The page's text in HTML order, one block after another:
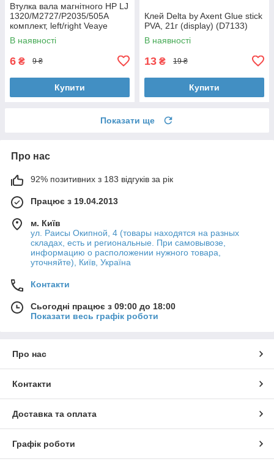
Втулка вала магнітного HP LJ
1320/M2727/P2035/505A
комплект, left/right Veaye
(BSHMR-505U-VE)
В наявності
6 ₴ 9 ₴
Купити
Клей Delta by Axent Glue stick
PVA, 21г (display) (D7133)
В наявності
13 ₴ 19 ₴
Купити
Показати ще
Про нас
92% позитивних з 183 відгуків за рік
Працює з 19.04.2013
м. Київ
ул. Раисы Окипной, 4 (товары находятся на разных
складах, есть и региональные. При самовывозе,
информацию о расположении нужного товара,
уточняйте), Київ, Україна
Контакти
Сьогодні працює з 09:00 до 18:00
Показати весь графік роботи
Про нас
Контакти
Доставка та оплата
Графік роботи